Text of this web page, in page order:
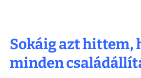
Sokáig azt hittem,
minden